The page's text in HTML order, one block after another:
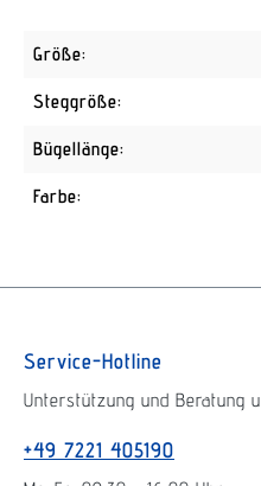
Größe:
Steggröße:
Bügellänge:
Farbe:
Service-Hotline
Unterstützung und Beratung
+49 7221 405190